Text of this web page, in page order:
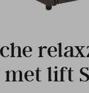
lift